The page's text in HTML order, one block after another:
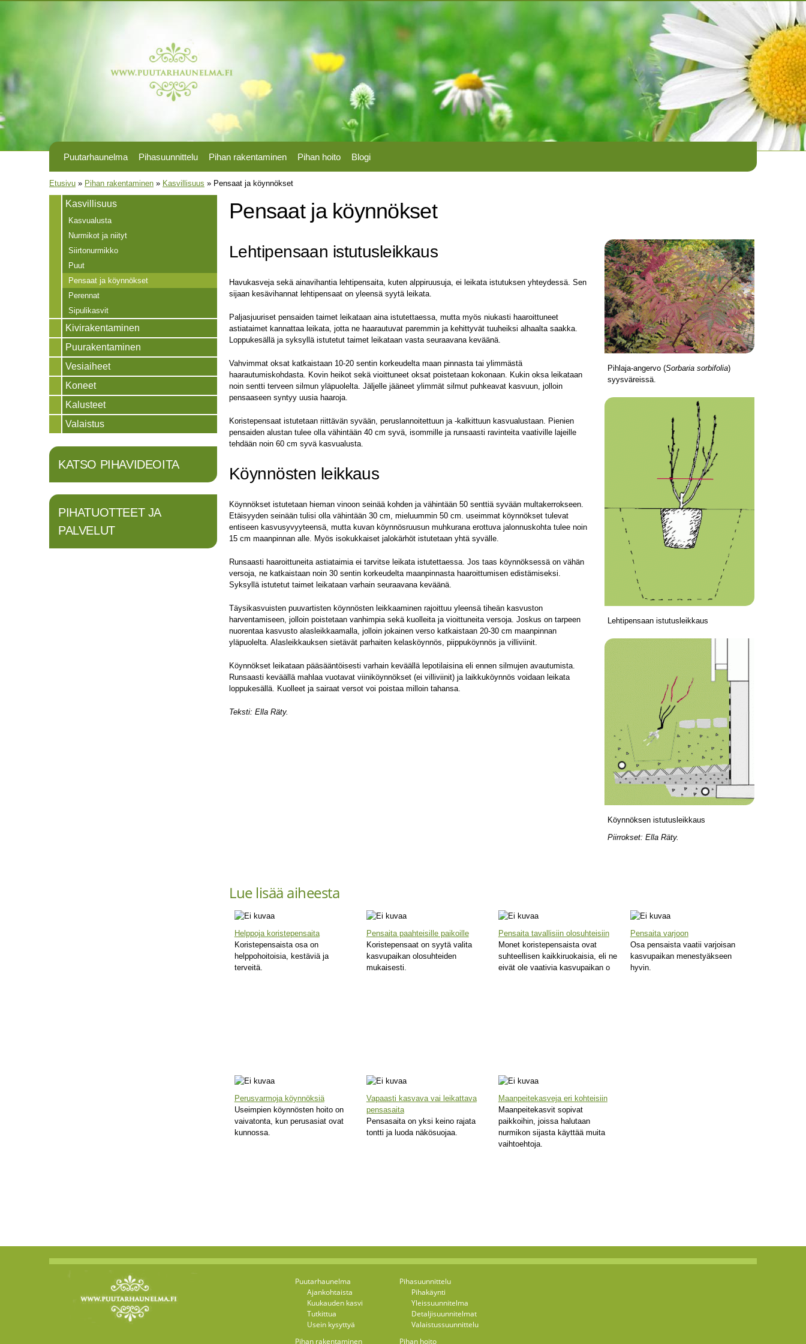
pääsisältöön
Puutarhaunelma Pihasuunnittelu Pihan rakentaminen Pihan hoito Blogi
Olet täällä
Etusivu » Pihan rakentaminen » Kasvillisuus » Pensaat ja köynnökset
Kasvillisuus
Kasvualusta
Nurmikot ja niityt
Siirtonurmikko
Puut
Pensaat ja köynnökset
Perennat
Sipulikasvit
Kivirakentaminen
Puurakentaminen
Vesiaiheet
Koneet
Kalusteet
Valaistus
KATSO PIHAVIDEOITA
PIHATUOTTEET JA
PALVELUT
Pensaat ja köynnökset
Lehtipensaan istutusleikkaus
Havukasveja sekä ainavihantia lehtipensaita, kuten alppiruusuja, ei leikata istutuksen yhteydessä. Sen
sijaan kesävihannat lehtipensaat on yleensä syytä leikata.
Paljasjuuriset pensaiden taimet leikataan aina istutettaessa, mutta myös niukasti haaroittuneet
astiataimet kannattaa leikata, jotta ne haarautuvat paremmin ja kehittyvät tuuheiksi alhaalta saakka.
Loppukesällä ja syksyllä istutetut taimet leikataan vasta seuraavana keväänä.
Vahvimmat oksat katkaistaan 10-20 sentin korkeudelta maan pinnasta tai ylimmästä
haarautumiskohdasta. Kovin heikot sekä vioittuneet oksat poistetaan kokonaan. Kukin oksa leikataan
noin sentti terveen silmun yläpuolelta. Jäljelle jääneet ylimmät silmut puhkeavat kasvuun, jolloin
pensaaseen syntyy uusia haaroja.
Koristepensaat istutetaan riittävän syvään, peruslannoitettuun ja -kalkittuun kasvualustaan. Pienien
pensaiden alustan tulee olla vähintään 40 cm syvä, isommille ja runsaasti ravinteita vaativille lajeille
tehdään noin 60 cm syvä kasvualusta.
Köynnösten leikkaus
Köynnökset istutetaan hieman vinoon seinää kohden ja vähintään 50 senttiä syvään multakerrokseen.
Etäisyyden seinään tulisi olla vähintään 30 cm, mieluummin 50 cm. useimmat köynnökset tulevat
entiseen kasvusyvyyteensä, mutta kuvan köynnösruusun muhkurana erottuva jalonnuskohta tulee noin
15 cm maanpinnan alle. Myös isokukkaiset jalokärhöt istutetaan yhtä syvälle.
Runsaasti haaroittuneita astiataimia ei tarvitse leikata istutettaessa. Jos taas köynnöksessä on vähän
versoja, ne katkaistaan noin 30 sentin korkeudelta maanpinnasta haaroittumisen edistämiseksi.
Syksyllä istutetut taimet leikataan varhain seuraavana keväänä.
Täysikasvuisten puuvartisten köynnösten leikkaaminen rajoittuu yleensä tiheän kasvuston
harventamiseen, jolloin poistetaan vanhimpia sekä kuolleita ja vioittuneita versoja. Joskus on tarpeen
nuorentaa kasvusto alasleikkaamalla, jolloin jokainen verso katkaistaan 20-30 cm maanpinnan
yläpuolelta. Alasleikkauksen sietävät parhaiten kelasköynnös, piippuköynnös ja villiviinit.
Köynnökset leikataan pääsääntöisesti varhain keväällä lepotilaisina eli ennen silmujen avautumista.
Runsaasti keväällä mahlaa vuotavat viiniköynnökset (ei villiviinit) ja laikkuköynnös voidaan leikata
loppukesällä. Kuolleet ja sairaat versot voi poistaa milloin tahansa.
Teksti: Ella Räty.
Pihlaja-angervo (Sorbaria sorbifolia)
syysväreissä.
Lehtipensaan istutusleikkaus
Köynnöksen istutusleikkaus
Piirrokset: Ella Räty.
Lue lisää aiheesta
Helppoja koristepensaita
Koristepensaista osa on
helppohoitoisia, kestäviä ja
terveitä.
Pensaita paahteisille paikoille
Koristepensaat on syytä valita
kasvupaikan olosuhteiden
mukaisesti.
Pensaita tavallisiin olosuhteisiin
Monet koristepensaista ovat
suhteellisen kaikkiruokaisia, eli ne
eivät ole vaativia kasvupaikan o
Pensaita varjoon
Osa pensaista vaatii varjoisan
kasvupaikan menestyäkseen
hyvin.
Perusvarmoja köynnöksiä
Useimpien köynnösten hoito on
vaivatonta, kun perusasiat ovat
kunnossa.
Vapaasti kasvava vai leikattava
pensasaita
Pensasaita on yksi keino rajata
tontti ja luoda näkösuojaa.
Maanpeitekasveja eri kohteisiin
Maanpeitekasvit sopivat
paikkoihin, joissa halutaan
nurmikon sijasta käyttää muita
vaihtoehtoja.
Puutarhaunelma
Ajankohtaista
Kuukauden kasvi
Tutkittua
Usein kysyttyä
Pihasuunnittelu
Pihakäynti
Yleissuunnitelma
Detaljisuunnitelmat
Valaistussuunnittelu
Pihan rakentaminen
Pihan hoito